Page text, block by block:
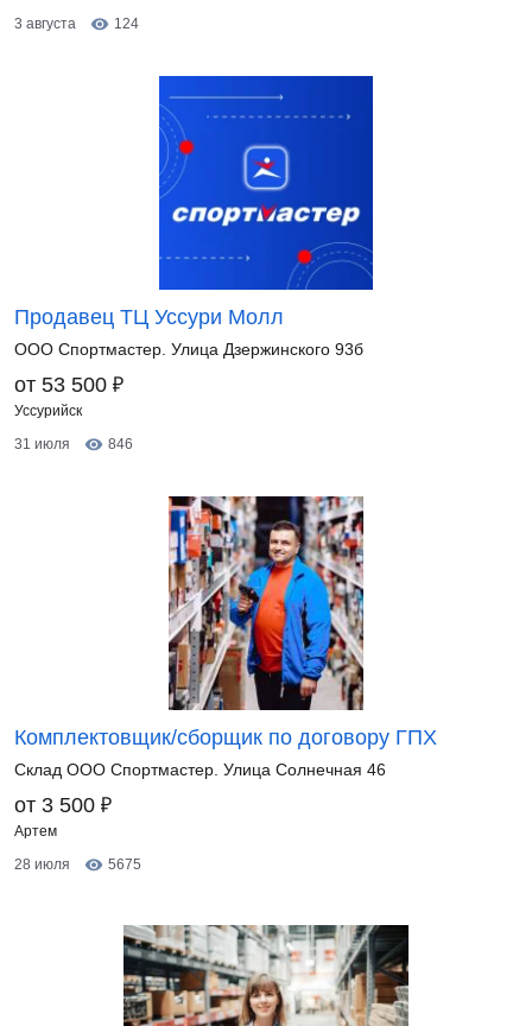
3 августа
124
Продавец ТЦ Уссури Молл
ООО Спортмастер. Улица Дзержинского 93б
от 53 500 ₽
Уссурийск
31 июля
846
Комплектовщик/сборщик по договору ГПХ
Склад ООО Спортмастер. Улица Солнечная 46
от 3 500 ₽
Артем
28 июля
5675